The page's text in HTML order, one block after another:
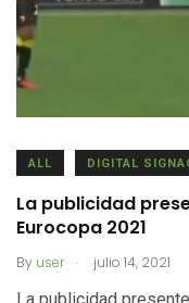
ALL DIGITAL
La publicidad
Eurocopa 2021
By user . julio 14, 2021